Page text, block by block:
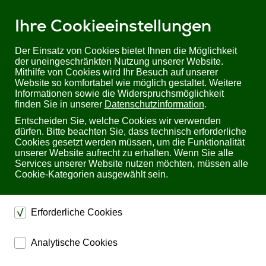
Ihre Cookieeinstellungen
Der Einsatz von Cookies bietet Ihnen die Möglichkeit
der uneingeschränkten Nutzung unserer Website.
Mithilfe von Cookies wird Ihr Besuch auf unserer
Website so komfortabel wie möglich gestaltet. Weitere
Informationen sowie die Widerspruchsmöglichkeit
finden Sie in unserer Datenschutzinformation.
Entscheiden Sie, welche Cookies wir verwenden
dürfen. Bitte beachten Sie, dass technisch erforderliche
Cookies gesetzt werden müssen, um die Funktionalität
unserer Website aufrecht zu erhalten. Wenn Sie alle
Services unserer Website nutzen möchten, müssen alle
Cookie-Kategorien ausgewählt sein.
Erforderliche Cookies
dienen dem technischen einwandfreien Betrieb unserer
Website.
Analytische Cookies
Sie befinden sich hier:Startseite Produkte Kabel, Adapter & Hubs
Glasfaserkabel Optische HDMI-Kabel
Armored 8K Ultra High Speed HDMI2.1 AOC Fiber Optic Cable - 100.00m
auf Kabeltrommel
Armored 8K Ultra High Speed HDMI2.1 AOC Fiber
Optic Cable - 100.00m auf Kabeltrommel